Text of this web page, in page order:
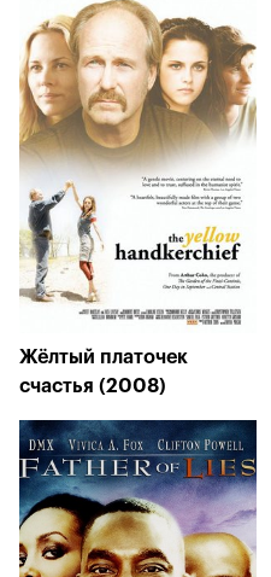
Жёлтый платочек
счастья (2008)